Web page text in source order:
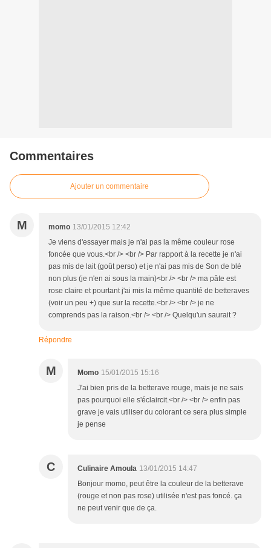
Commentaires
Ajouter un commentaire
M momo 13/01/2015 12:42
Je viens d'essayer mais je n'ai pas la même couleur rose
foncée que vous.<br /> <br /> Par rapport à la recette je n'ai
pas mis de lait (goût perso) et je n'ai pas mis de Son de blé
non plus (je n'en ai sous la main)<br /> <br /> ma pâte est
rose claire et pourtant j'ai mis la même quantité de betteraves
(voir un peu +) que sur la recette.<br /> <br /> je ne
comprends pas la raison.<br /> <br /> Quelqu'un saurait ?
Répondre
M Momo 15/01/2015 15:16
J'ai bien pris de la betterave rouge, mais je ne sais
pas pourquoi elle s'éclaircit.<br /> <br /> enfin pas
grave je vais utiliser du colorant ce sera plus simple
je pense
C Culinaire Amoula 13/01/2015 14:47
Bonjour momo, peut être la couleur de la betterave
(rouge et non pas rose) utilisée n'est pas foncé. ça
ne peut venir que de ça.